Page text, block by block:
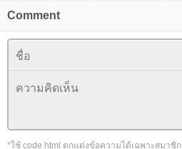
Comment
*ใช้ code html ตกแต่งข้อความได้เฉพาะสมาชิก